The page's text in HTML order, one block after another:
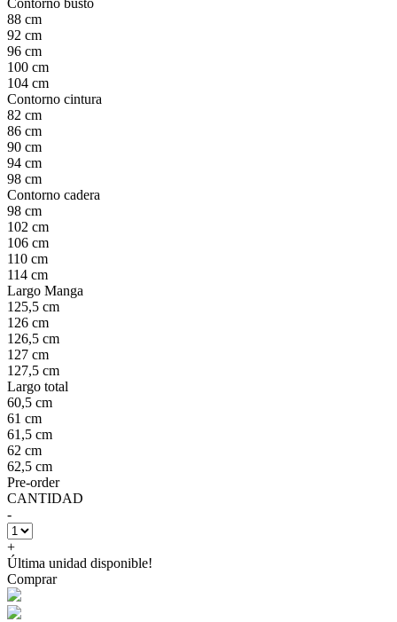
88 cm
92 cm
96 cm
100 cm
104 cm
Contorno cintura
82 cm
86 cm
90 cm
94 cm
98 cm
Contorno cadera
98 cm
102 cm
106 cm
110 cm
114 cm
Largo Manga
125,5 cm
126 cm
126,5 cm
127 cm
127,5 cm
Largo total
60,5 cm
61 cm
61,5 cm
62 cm
62,5 cm
Pre-order
CANTIDAD
-
+
Última unidad disponible!
Comprar